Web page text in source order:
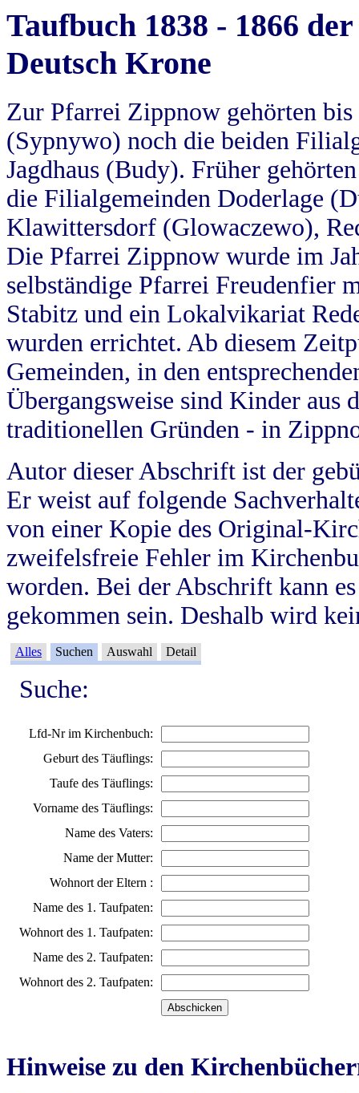
Taufbuch 1838 - 1866
Deutsch Krone
Zur Pfarrei Zippnow gehörten
(Sypnywo) noch die beiden
Jagdhaus (Budy). Früher
die Filialgemeinden Doderlage
Klawittersdorf (Glowaczewo),
Die Pfarrei Zippnow wurde im
selbständige Pfarrei Freudenfier
Stabitz und ein Lokalvikariat
wurden errichtet. Ab diesem
Gemeinden, in den
Übergangsweise sind Kinder aus
traditionellen Gründen - in
Autor dieser Abschrift ist der
Er weist auf folgende
von einer Kopie des Original-
zweifelsfreie Fehler im
worden. Bei der Abschrift kann
gekommen sein. Deshalb wird
Alles Suchen Auswahl Detail
Suche:
Lfd-Nr im Kirchenbuch:
Geburt des Täuflings:
Taufe des Täuflings:
Vorname des Täuflings:
Name des Vaters:
Name der Mutter:
Wohnort der Eltern :
Name des 1. Taufpaten:
Wohnort des 1. Taufpaten:
Name des 2. Taufpaten:
Wohnort des 2. Taufpaten:
Hinweise zu den